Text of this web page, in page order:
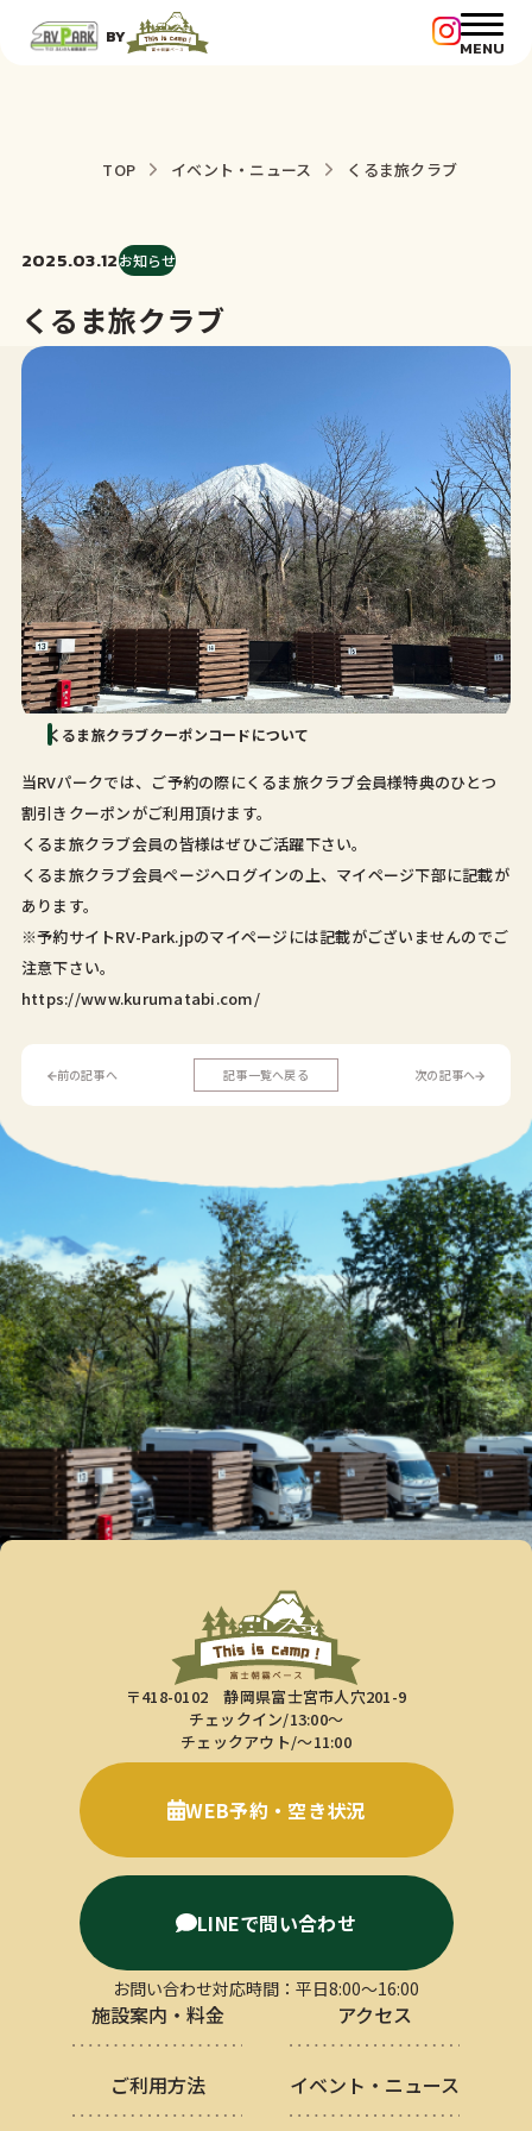
BY
MENU
TOP イベント・ニュース くるま旅クラブ
2025.03.12お知らせ
くるま旅クラブ
くるま旅クラブクーポンコードについて
当RVパークでは、ご予約の際にくるま旅クラブ会員様特典のひとつ
割引きクーポンがご利用頂けます。
くるま旅クラブ会員の皆様はぜひご活躍下さい。
くるま旅クラブ会員ページへログインの上、マイページ下部に記載が
あります。
※予約サイトRV-Park.jpのマイページには記載がございませんのでご
注意下さい。
https://www.kurumatabi.com/
前の記事へ 記事一覧へ戻る 次の記事へ
〒418-0102 静岡県富士宮市人穴201-9
チェックイン/13:00～
チェックアウト/～11:00
WEB予約・空き状況
LINEで問い合わせ
お問い合わせ対応時間：平日8:00〜16:00
施設案内・料金 アクセス
ご利用方法 イベント・ニュース